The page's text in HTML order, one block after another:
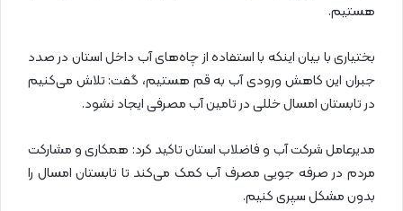
هستیم.
بختیاری با بیان اینکه با استفاده از چاه‌های آب داخل استان در صدد
جبران این کاهش ورودی آب به قم هستیم، گفت: تلاش می‌کنیم
در تابستان امسال خللی در تامین آب مصرفی ایجاد نشود.
مدیرعامل شرکت آب و فاضلاب استان تاکید کرد: همکاری و مشارکت
مردم در صرفه جویی مصرف آب کمک می‌کند تا تابستان امسال را
بدون مشکل سپری کنیم.